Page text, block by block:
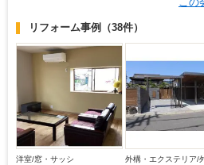
リフォーム事例 （38件）
洋室/窓・サッシ
外構・エクステリア/